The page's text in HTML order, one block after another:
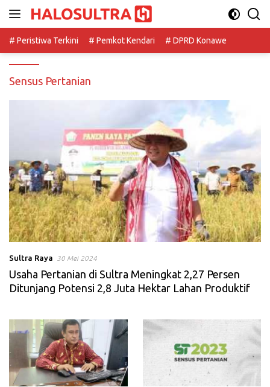
# Peristiwa Terkini
# Pemkot Kendari # DPRD Konawe
Sensus Pertanian
Sultra Raya 30 Mei 2024
Usaha Pertanian di Sultra Meningkat 2,27 Persen
Ditunjang Potensi 2,8 Juta Hektar Lahan Produktif